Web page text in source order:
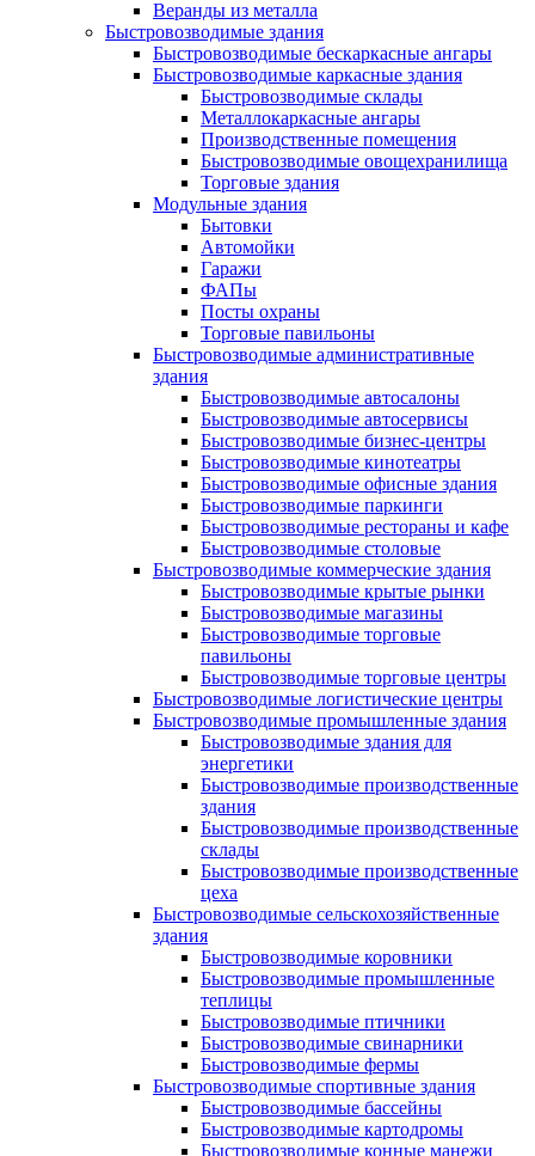
Веранды из металла
Быстровозводимые здания
Быстровозводимые бескаркасные ангары
Быстровозводимые каркасные здания
Быстровозводимые склады
Металлокаркасные ангары
Производственные помещения
Быстровозводимые овощехранилища
Торговые здания
Модульные здания
Бытовки
Автомойки
Гаражи
ФАПы
Посты охраны
Торговые павильоны
Быстровозводимые административные
здания
Быстровозводимые автосалоны
Быстровозводимые автосервисы
Быстровозводимые бизнес-центры
Быстровозводимые кинотеатры
Быстровозводимые офисные здания
Быстровозводимые паркинги
Быстровозводимые рестораны и кафе
Быстровозводимые столовые
Быстровозводимые коммерческие здания
Быстровозводимые крытые рынки
Быстровозводимые магазины
Быстровозводимые торговые
павильоны
Быстровозводимые торговые центры
Быстровозводимые логистические центры
Быстровозводимые промышленные здания
Быстровозводимые здания для
энергетики
Быстровозводимые производственные
здания
Быстровозводимые производственные
склады
Быстровозводимые производственные
цеха
Быстровозводимые сельскохозяйственные
здания
Быстровозводимые коровники
Быстровозводимые промышленные
теплицы
Быстровозводимые птичники
Быстровозводимые свинарники
Быстровозводимые фермы
Быстровозводимые спортивные здания
Быстровозводимые бассейны
Быстровозводимые картодромы
Быстровозводимые конные манежи